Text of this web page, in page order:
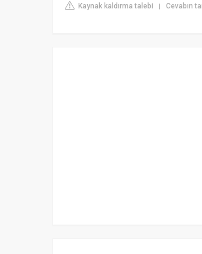
Kaynak kaldırma talebi | Cevabın